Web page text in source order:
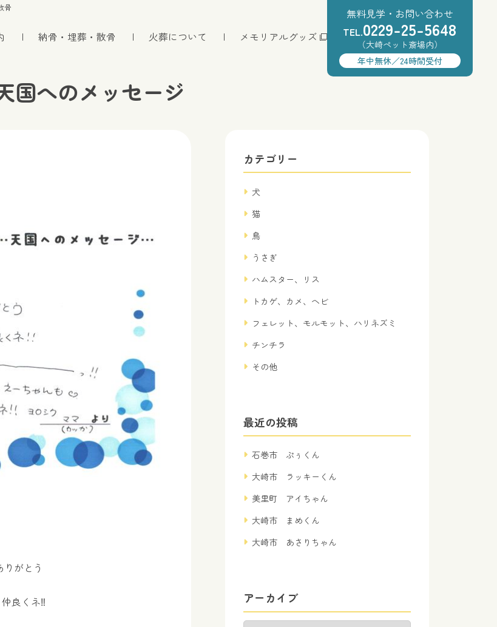
骨
納骨・埋葬・散骨 火葬について メモリアルグッズ
無料見学・お問い合わせ
TEL.0229-25-5648
（大崎ペット斎場内）
年中無休／24時間受付
国へのメッセージ
がとう
良くネ‼
カテゴリー
犬
猫
鳥
うさぎ
ハムスター、リス
トカゲ、カメ、ヘビ
フェレット、モルモット、ハリネズミ
チンチラ
その他
最近の投稿
石巻市 ぷぅくん
大崎市 ラッキーくん
美里町 アイちゃん
大崎市 まめくん
大崎市 あさりちゃん
アーカイブ